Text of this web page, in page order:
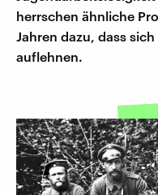
herrschen ähnliche
Jahren dazu, dass
auflehnen.